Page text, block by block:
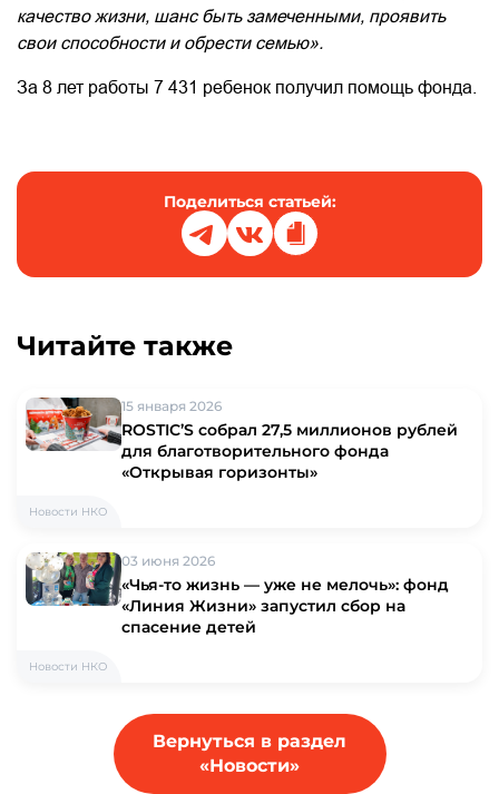
качество жизни, шанс быть замеченными, проявить
свои способности и обрести семью».
За 8 лет работы 7 431 ребенок получил помощь фонда.
Поделиться статьей:
Читайте также
Новости НКО
15 января 2026
ROSTIC’S собрал 27,5 миллионов рублей
для благотворительного фонда
«Открывая горизонты»
Новости НКО
03 июня 2026
«Чья-то жизнь — уже не мелочь»: фонд
«Линия Жизни» запустил сбор на
спасение детей
Вернуться в раздел
«Новости»